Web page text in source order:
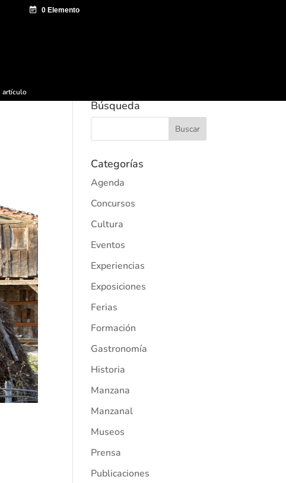
artículo
Búsqueda
Categorías
Agenda
Concursos
Cultura
Eventos
Experiencias
Exposiciones
Ferias
Formación
Gastronomía
Historia
Manzana
Manzanal
Museos
Prensa
Publicaciones